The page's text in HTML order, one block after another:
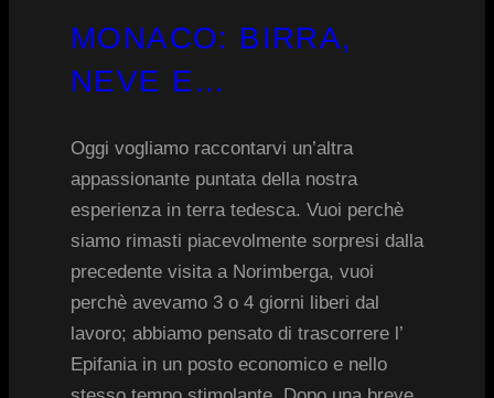
MONACO: BIRRA,
NEVE E…
Oggi vogliamo raccontarvi un’altra
appassionante puntata della nostra
esperienza in terra tedesca. Vuoi perchè
siamo rimasti piacevolmente sorpresi dalla
precedente visita a Norimberga, vuoi
perchè avevamo 3 o 4 giorni liberi dal
lavoro; abbiamo pensato di trascorrere l’
Epifania in un posto economico e nello